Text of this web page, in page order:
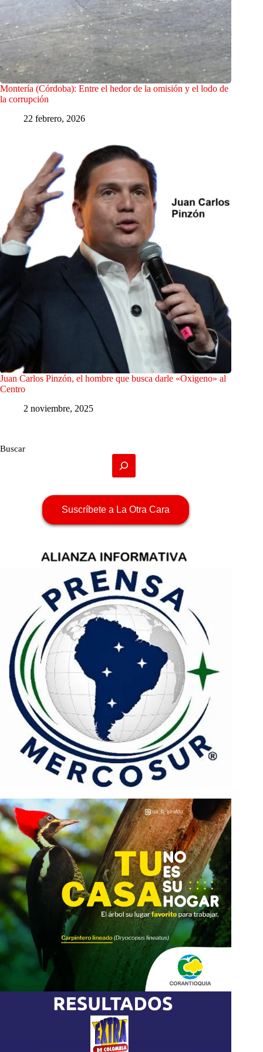
Montería (Córdoba): Entre el hedor de la omisión y el lodo de
la corrupción
22 febrero, 2026
Juan Carlos Pinzón, el hombre que busca darle «Oxigeno» al
Centro
2 noviembre, 2025
Buscar
Suscríbete a La Otra Cara